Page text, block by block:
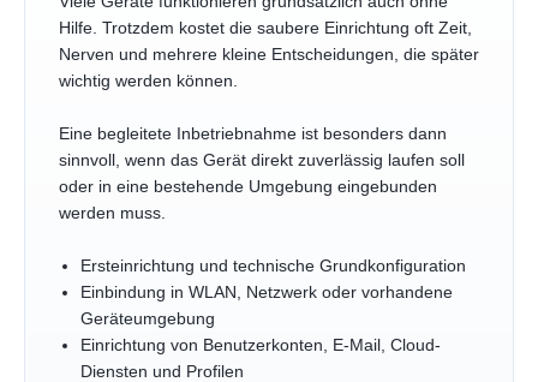
Hilfe. Trotzdem kostet die saubere Einrichtung oft Zeit,
Nerven und mehrere kleine Entscheidungen, die später
wichtig werden können.
Eine begleitete Inbetriebnahme ist besonders dann
sinnvoll, wenn das Gerät direkt zuverlässig laufen soll
oder in eine bestehende Umgebung eingebunden
werden muss.
Ersteinrichtung und technische Grundkonfiguration
Einbindung in WLAN, Netzwerk oder vorhandene
Geräteumgebung
Einrichtung von Benutzerkonten, E-Mail, Cloud-
Diensten und Profilen